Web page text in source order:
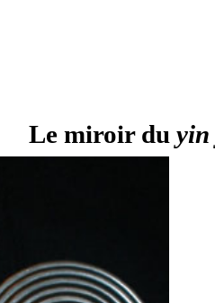
Le miroir du yin